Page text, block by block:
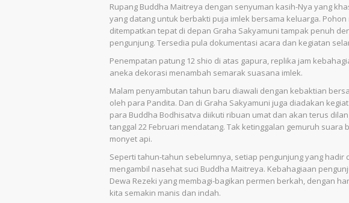
Rupang Buddha Maitreya dengan senyuman kasih-Nya yang
yang datang untuk berbakti puja imlek bersama keluarga.
ditempatkan tepat di depan Graha Sakyamuni tampak penuh
pengunjung. Tersedia pula dokumentasi acara dan kegiatan
Penempatan patung 12 shio di atas gapura, replika jam
aneka dekorasi menambah semarak suasana imlek.
Malam penyambutan tahun baru diawali dengan kebaktian
oleh para Pandita. Dan di Graha Sakyamuni juga diadakan
para Buddha Bodhisatva diikuti ribuan umat dan akan terus
tanggal 22 Februari mendatang. Tak ketinggalan gemuruh
monyet api.
Seperti tahun-tahun sebelumnya, setiap pengunjung yang hadir
mengambil nasehat suci Buddha Maitreya. Kebahagiaan
Dewa Rezeki yang membagi-bagikan permen berkah, dengan
kita semakin manis dan indah.